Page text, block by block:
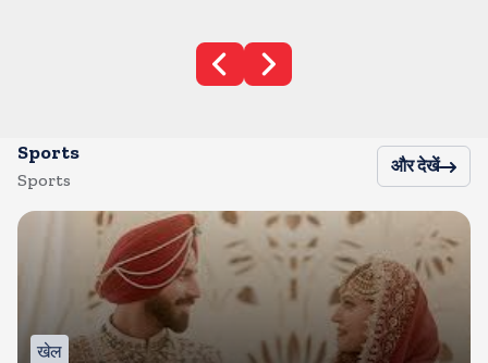
Sports
Sports
और देखें
खेल